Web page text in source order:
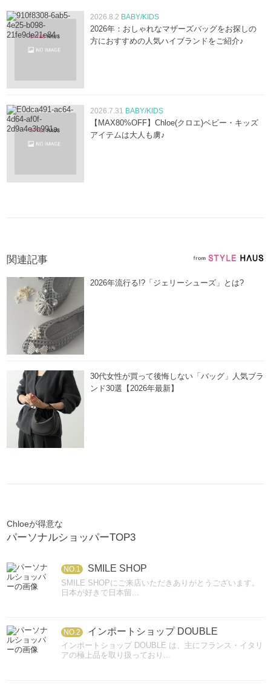
2026.8.2 BABY/KIDS
2026年：おしゃれなマザーズバッグをお探しの
方におすすめの人気ハイブランドをご紹介♪
2026.7.31 BABY/KIDS
【MAX80%OFF】Chloe(クロエ)ベビー・キッズ
アイテムは大人も虜♪
関連記事
2026年流行る!?「ジェリーシューズ」とは?
30代女性が買って後悔しない「バッグ」人気ブラ
ンド30選【2026年最新】
Chloeが得意な
パーソナルショッパーTOP3
NO.1 SMILE SHOP
SMILE SHOPにご来店いただきありがとうございます。
日本が好きで日本留...
NO.2 インポートショップ DOUBLE
インポートショップ DOUBLE は、主にフランス・イタリ
アの極上品を取り扱っており...